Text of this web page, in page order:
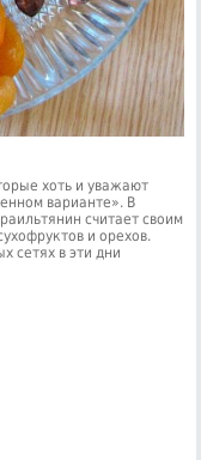
хоть и уважают
варианте». В
считает своим
и орехов.
сетях в эти дни